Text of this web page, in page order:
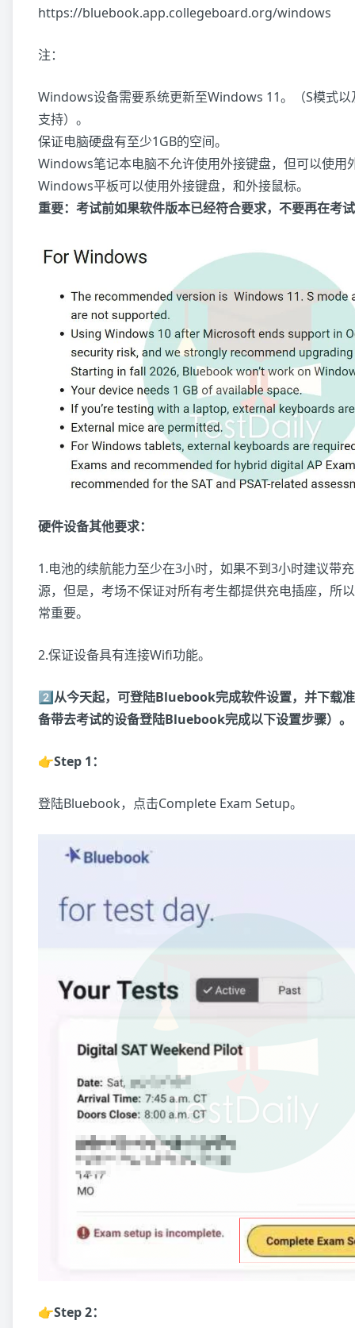
https://bluebook.app.collegeboard.org/windows
注：
Windows设备需要系统更新至Windows 11。（S模式
支持）。
保证电脑硬盘有至少1GB的空间。
Windows笔记本电脑不允许使用外接键盘，但可以使用
Windows平板可以使用外接键盘，和外接鼠标。
重要：考试前如果软件版本已经符合要求，不要再在考
硬件设备其他要求：
1.电池的续航能力至少在3小时，如果不到3小时建议带
源，但是，考场不保证对所有考生都提供充电插座，所
常重要。
2.保证设备具有连接Wifi功能。
2️⃣从今天起，可登陆Bluebook完成软件设置，并下载
备带去考试的设备登陆Bluebook完成以下设置步骤）。
👉Step 1：
登陆Bluebook，点击Complete Exam Setup。
👉Step 2：